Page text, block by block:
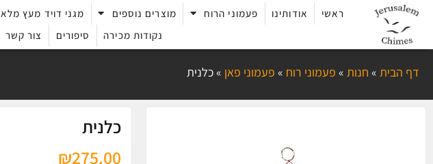
ראשי אודותינו פעמוני הרוח מוצרים נוספים מגני דויד מעץ מלא
נקודות מכירה
סיפורים צור קשר
דף הבית » חנות » פעמוני רוח » פעמוני פאן »כלנית
כלנית
₪275.00